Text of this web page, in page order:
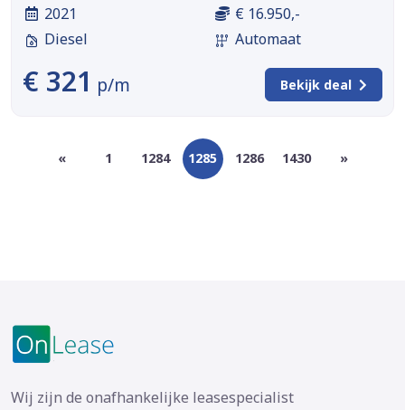
2021
Diesel
€ 16.950,-
Automaat
€ 321 p/m Bekijk deal
« 1 1284 1285 1286 1430 »
Wij zijn de onafhankelijke leasespecialist